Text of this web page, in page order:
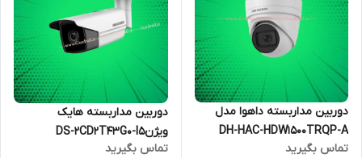
دوربین مداربسته داهوا مدل
DH-HAC-HDW1500TRQP-A
تماس بگیرید
دوربین مداربسته هایک
ویژنDS-2CD2T43G0-I5
تماس بگیرید